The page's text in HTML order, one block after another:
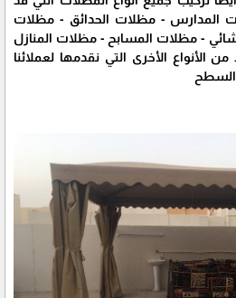
المدارس - مظلات الحدائق - مظلات
- مظلات المسابح - مظلات المنازل
من الأنواع الأخرى التي نقدمها لعملائنا
السطح